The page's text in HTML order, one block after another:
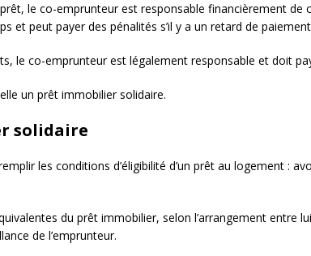
le co-emprunteur est responsable financièrement de
et peut payer des pénalités s’il y a un retard de
le co-emprunteur est légalement responsable et doit
un prêt immobilier solidaire.
solidaire
les conditions d’éligibilité d’un prêt au logement :
du prêt immobilier, selon l’arrangement entre
de l’emprunteur.